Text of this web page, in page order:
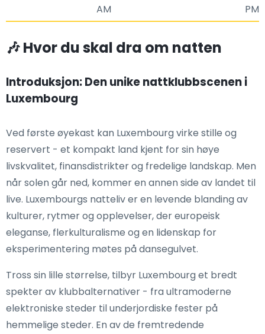
AM
PM
🎶 Hvor du skal dra om natten
Introduksjon: Den unike nattklubbscenen i
Luxembourg
Ved første øyekast kan Luxembourg virke stille og
reservert - et kompakt land kjent for sin høye
livskvalitet, finansdistrikter og fredelige landskap. Men
når solen går ned, kommer en annen side av landet til
live. Luxembourgs natteliv er en levende blanding av
kulturer, rytmer og opplevelser, der europeisk
eleganse, flerkulturalisme og en lidenskap for
eksperimentering møtes på dansegulvet.
Tross sin lille størrelse, tilbyr Luxembourg et bredt
spekter av klubbalternativer - fra ultramoderne
elektroniske steder til underjordiske fester på
hemmelige steder. En av de fremtredende